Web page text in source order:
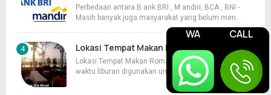
WA CALL
Perbedaan antara B ank BRI , M andiri, BCA , BNI -
Masih banyak juga masyarakat yang belum men…
Lokasi Tempat Makan Romantis di Jogja
Lokasi Tempat Makan Romantis di Jogja - Terkadang
waktu liburan digunakan untuk sepasang ke…